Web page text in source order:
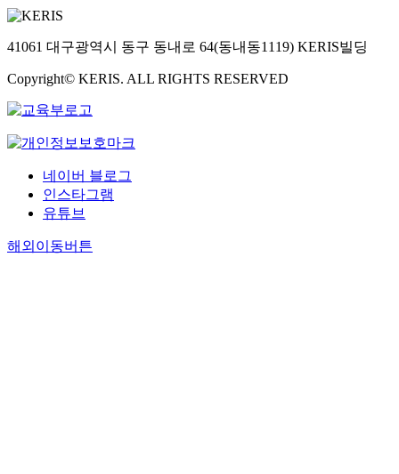
41061 대구광역시 동구 동내로 64(동내동1119) KERIS빌딩
Copyright© KERIS. ALL RIGHTS RESERVED
네이버 블로그
인스타그램
유튜브
해외이동버튼